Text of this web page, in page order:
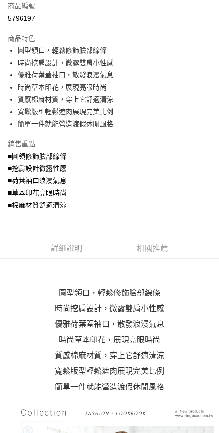
【大哥付你分期使用說明】
1.本服務由台灣大哥大提供，台灣大哥大用戶可立即使用無須另外申請。
流程，驗證手機門號後，選擇欲分期的期數、繳款截止日，確認付款後即完
成交易。
3.實際核准額度、可分期數及費用金額請依後續交易確認頁面所載為準。
4.訂單成立30分鐘內，如未前往確認交易或遇審核未通過，訂單將自動取
法說明評估內容。
【繳款方式說明】
1.分期款項不併入電信帳單，「大哥付你分期」於每月結算日後寄送繳費提
醒簡訊。
2.透過簡訊連結打開帳單後，可選擇「超商條碼／台灣大直營門市／銀行轉
帳／街口支付／iPASS MONEY」等通路繳費。
【注意事項】
1.本服務係由「台灣大哥大股份有限公司」（以下簡稱本公司）所提供，讓
用戶於交易時，得透過本服務購買商品或服務，並由商店將買賣／分期付款
買賣價金債權讓與本公司後，依約使用本公司帳單繳交帳款。
資料（包含姓名、電話或地址）提供予台灣大哥大進項蒐集、處理及利用，
由本公司與您本人進行分期帳單所需資料之確認、核對及更正。
3.完整用戶服務條款，請詳閱以下連結：
AFTEE先享後付
【關於「AFTEE先享後付」】
AFTEE先享後付是「在收到商品之後才付款」的支付方式。 讓您購物簡單
便利好安心！
１．簡單：不需註冊會員、不需綁卡、不需儲值。
２．便利：只要手機號碼，簡訊認證，即可結帳。
３．安心：先確認商品／服務後，再付款。
【「AFTEE先享後付」結帳流程】
１．於結帳方式選擇「AFTEE先享後付」後，將跳轉至「AFTEE先享後付」
２．訂單成立數日內，您將收到繳費通知簡訊。
ATM／網路銀行／等多元方式進行付款，方視為交易完成。
※ 請注意：結帳手續完成當下不需立刻繳費，但若您需要取消訂單，請聯絡
購買商品的店家。未經商家同意取消之訂單仍視為有效，需透過AFTEE先享
後付繳納相關費用。
※ 交易是否成功請以「AFTEE先享後付 」之結帳頁面顯示為準，若有關於
是否繳費成功／繳費後需取消欲退款等相關疑問，請聯繫「AFTEE先享後付
客戶支援中心」https://netprotections.freshdesk.com/support/home
２．關於個人資料處理事宜，請瀏覽以下網址：
４．使用「AFTEE先享後付」時，將依據個別帳號之用戶狀況，依本公司即
請求用戶進行身份認證。
５．嚴禁一人註冊多個帳號或使用他人資訊註冊。若發現惡意使用之情形，
恩沛科技股份有限公司將有權停止該用戶之使用額度並採取法律行動。
ATM付款
全家取貨付款
每筆NT$70，滿NT$699(含以上)免運費
付款後全家取貨
7-11取貨付款
每筆NT$70，滿NT$799(含以上)免運費
付款後7-11取貨
每筆NT$70，滿NT$699(含以上)免運費
宅配
商品編號
5796197
商品特色
圓型領口，輕鬆修飾臉部線條
時尚挖肩設計，微露雙肩小性感
優雅荷葉蓋袖口，散發浪漫氣息
時尚草本印花，展現亮眼時尚
質感棉麻材質，穿上它舒適清涼
寬鬆版型輕鬆遮肉展現完美比例
簡單一件就能營造渡假休閒風格
銷售重點
■圓領修飾臉部線條
■挖肩設計微露性感
■荷葉袖口浪漫氣息
■草本印花亮眼時尚
■棉麻材質舒適清涼
詳細說明 相關推薦
圓型領口，輕鬆修飾臉部線條
時尚挖肩設計，微露雙肩小性感
優雅荷葉蓋袖口，散發浪漫氣息
時尚草本印花，展現亮眼時尚
質感棉麻材質，穿上它舒適清涼
寬鬆版型輕鬆遮肉展現完美比例
簡單一件就能營造渡假休閒風格